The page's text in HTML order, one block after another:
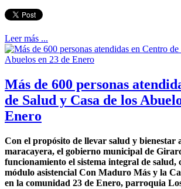
Leer más ...
Más de 600 personas
de Salud y Casa de los
Enero
Con el propósito de llevar salud y bienestar
maracayera, el gobierno municipal de
funcionamiento el sistema integral de salud,
módulo asistencial Con Maduro Más y la
en la comunidad 23 de Enero, parroquia